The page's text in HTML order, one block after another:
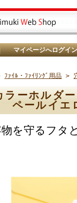
マイページへログイン
ﾌｧｲﾙ・ﾌｧｲﾘﾝｸﾞ用品 >
ラーホルダ
ペールイ
を守るフタ